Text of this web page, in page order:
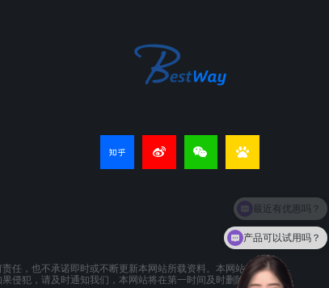
，也不承诺即时或不断更新本网站所载资料。本网站所提供的
侵犯，请及时通知我们，本网站将在第一时间及时删除。
产品可以试用吗？